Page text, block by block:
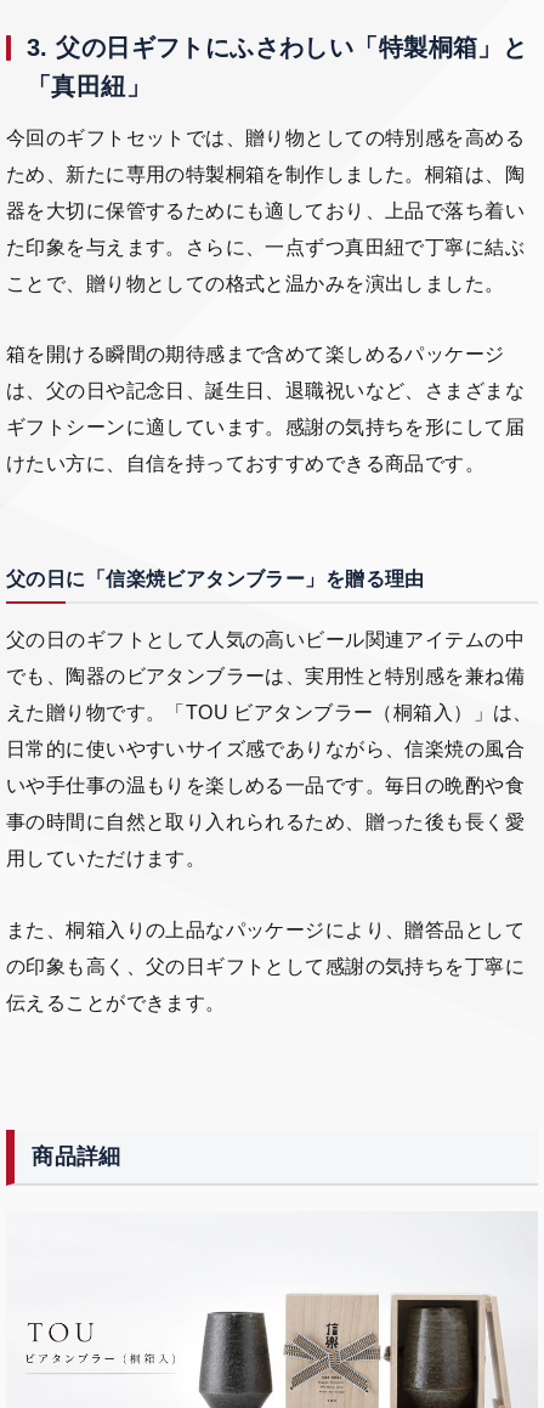
3. 父の日ギフトにふさわしい「特製桐箱」と
「真田紐」
今回のギフトセットでは、贈り物としての特別感を高める
ため、新たに専用の特製桐箱を制作しました。桐箱は、陶
器を大切に保管するためにも適しており、上品で落ち着い
た印象を与えます。さらに、一点ずつ真田紐で丁寧に結ぶ
ことで、贈り物としての格式と温かみを演出しました。
箱を開ける瞬間の期待感まで含めて楽しめるパッケージ
は、父の日や記念日、誕生日、退職祝いなど、さまざまな
ギフトシーンに適しています。感謝の気持ちを形にして届
けたい方に、自信を持っておすすめできる商品です。
父の日に「信楽焼ビアタンブラー」を贈る理由
父の日のギフトとして人気の高いビール関連アイテムの中
でも、陶器のビアタンブラーは、実用性と特別感を兼ね備
えた贈り物です。「TOU ビアタンブラー（桐箱入）」は、
日常的に使いやすいサイズ感でありながら、信楽焼の風合
いや手仕事の温もりを楽しめる一品です。毎日の晩酌や食
事の時間に自然と取り入れられるため、贈った後も長く愛
用していただけます。
また、桐箱入りの上品なパッケージにより、贈答品として
の印象も高く、父の日ギフトとして感謝の気持ちを丁寧に
伝えることができます。
商品詳細